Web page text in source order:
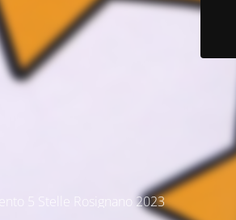
5 Stelle Rosignano 2023